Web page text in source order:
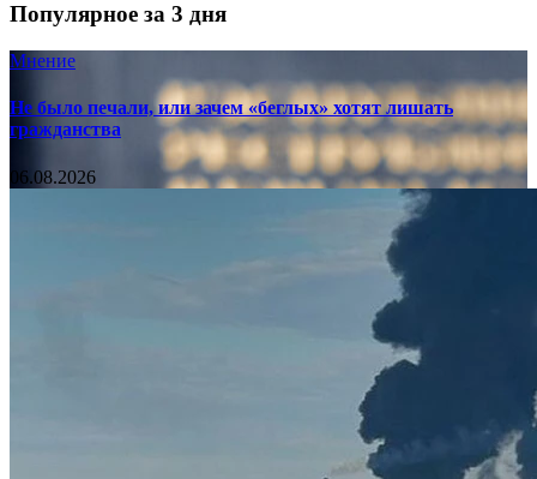
Популярное за 3 дня
Мнение
Не было печали, или зачем «беглых» хотят лишать
гражданства
06.08.2026